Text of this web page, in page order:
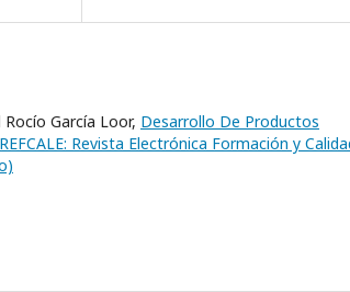
Rocío García Loor, Desarrollo De Productos
REFCALE: Revista Electrónica Formación y